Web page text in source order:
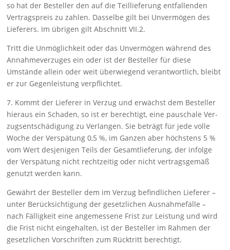
so hat der Besteller den auf die Teillie­ferung entfallenden
Vertrags­preis zu zahlen. Das­selbe gilt bei Unver­mögen des
Lieferers. Im übrigen gilt Abschnitt VII.2.
Tritt die Unmöglichkeit oder das Unvermögen während des
An­nahme­verzuges ein oder ist der Besteller für diese
Umstände allein oder weit überwiegend verantwortlich, bleibt
er zur Ge­genleistung verpflichtet.
7. Kommt der Lieferer in Verzug und erwächst dem Besteller
hieraus ein Schaden, so ist er berechtigt, eine pauschale Ver­
zugsentschä­digung zu Verlangen. Sie beträgt für jede volle
Woche der Verspä­tung 0,5 %, im Ganzen aber höchstens 5 %
vom Wert desjenigen Teils der Ge­samtlieferung, der infolge
der Verspätung nicht recht­zeitig oder nicht vertragsgemäß
genutzt werden kann.
Gewährt der Besteller dem im Verzug befindlichen Lieferer –
unter Be­rücksichtigung der gesetzlichen Ausnahmefälle –
nach Fälligkeit eine angemessene Frist zur Leistung und wird
die Frist nicht ein­gehalten, ist der Besteller im Rahmen der
gesetz­lichen Vorschrif­ten zum Rück­tritt berechtigt.